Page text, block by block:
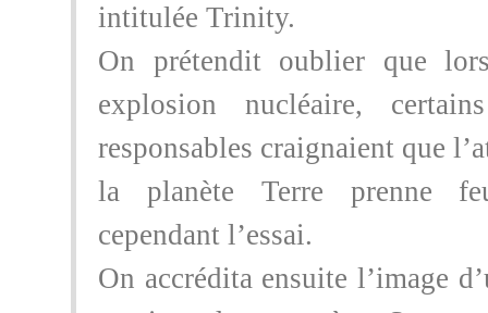
intitulée Trinity.
On prétendit oublier que
explosion nucléaire,
responsables craignaient que
la planète Terre prenne
cependant l’essai.
On accrédita ensuite l’image